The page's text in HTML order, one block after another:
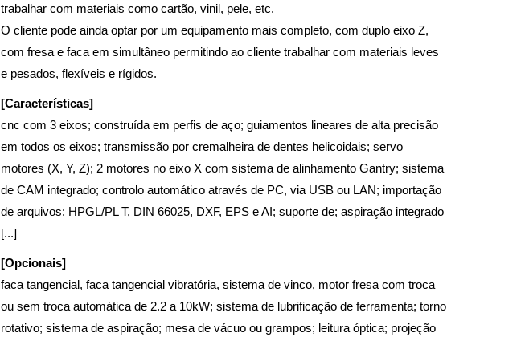
trabalhar com materiais como cartão, vinil, pele, etc.
O cliente pode ainda optar por um equipamento mais completo, com duplo eixo Z,
com fresa e faca em simultâneo permitindo ao cliente trabalhar com materiais leves
e pesados, flexíveis e rígidos.
[Características]
cnc com 3 eixos; construída em perfis de aço; guiamentos lineares de alta precisão
em todos os eixos; transmissão por cremalheira de dentes helicoidais; servo
motores (X, Y, Z); 2 motores no eixo X com sistema de alinhamento Gantry; sistema
de CAM integrado; controlo automático através de PC, via USB ou LAN; importação
de arquivos: HPGL/PL T, DIN 66025, DXF, EPS e AI; suporte de; aspiração integrado
[...]
[Opcionais]
faca tangencial, faca tangencial vibratória, sistema de vinco, motor fresa com troca
ou sem troca automática de 2.2 a 10kW; sistema de lubrificação de ferramenta; torno
rotativo; sistema de aspiração; mesa de vácuo ou grampos; leitura óptica; projeção